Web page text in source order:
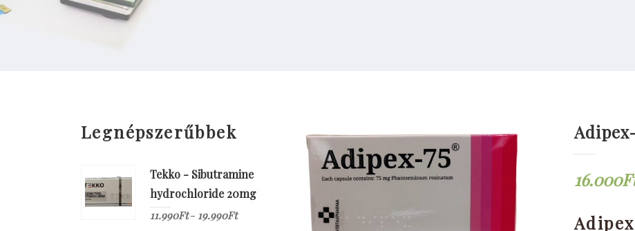
Legnépszerűbbek
Tekko - Sibutramine
hydrochloride 20mg
11.990Ft– 19.990Ft
16.000